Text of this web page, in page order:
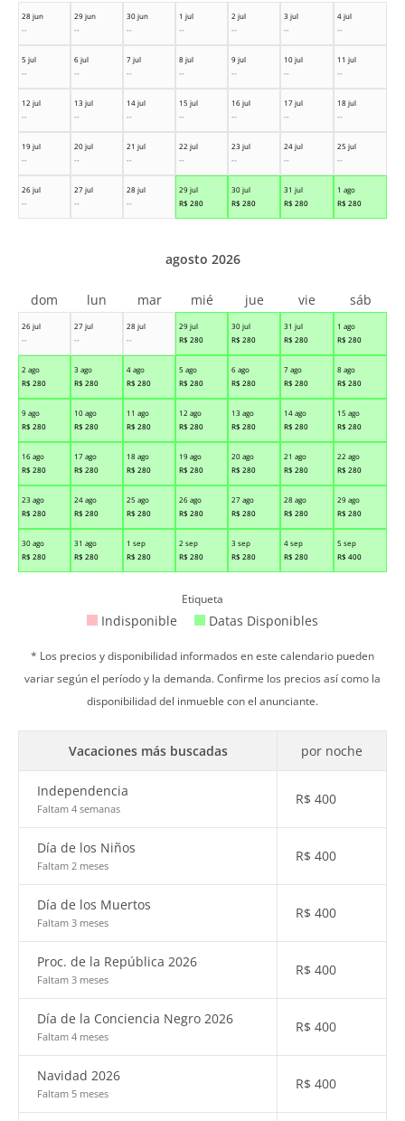
28 jun
--
29 jun
--
30 jun
--
1 jul
--
2 jul
--
3 jul
--
4 jul
--
5 jul
--
6 jul
--
7 jul
--
8 jul
--
9 jul
--
10 jul
--
11 jul
--
12 jul
--
13 jul
--
14 jul
--
15 jul
--
16 jul
--
17 jul
--
18 jul
--
19 jul
--
20 jul
--
21 jul
--
22 jul
--
23 jul
--
24 jul
--
25 jul
--
26 jul
--
27 jul
--
28 jul
--
29 jul
R$ 280
30 jul
R$ 280
31 jul
R$ 280
1 ago
R$ 280
26 jul
--
27 jul
--
28 jul
--
29 jul
R$ 280
30 jul
R$ 280
31 jul
R$ 280
1 ago
R$ 280
2 ago
R$ 280
3 ago
R$ 280
4 ago
R$ 280
5 ago
R$ 280
6 ago
R$ 280
7 ago
R$ 280
8 ago
R$ 280
9 ago
R$ 280
10 ago
R$ 280
11 ago
R$ 280
12 ago
R$ 280
13 ago
R$ 280
14 ago
R$ 280
15 ago
R$ 280
16 ago
R$ 280
17 ago
R$ 280
18 ago
R$ 280
19 ago
R$ 280
20 ago
R$ 280
21 ago
R$ 280
22 ago
R$ 280
23 ago
R$ 280
24 ago
R$ 280
25 ago
R$ 280
26 ago
R$ 280
27 ago
R$ 280
28 ago
R$ 280
29 ago
R$ 280
30 ago
R$ 280
31 ago
R$ 280
1 sep
R$ 280
2 sep
R$ 280
3 sep
R$ 280
4 sep
R$ 280
5 sep
R$ 400
agosto 2026
dom lun mar mié jue vie sáb
Etiqueta
Indisponible Datas Disponibles
* Los precios y disponibilidad informados en este calendario pueden
variar según el período y la demanda. Confirme los precios así como la
disponibilidad del inmueble con el anunciante.
Vacaciones más buscadas por noche
Independencia
Faltam 4 semanas
R$ 400
Día de los Niños
Faltam 2 meses
R$ 400
Día de los Muertos
Faltam 3 meses
R$ 400
Proc. de la República 2026
Faltam 3 meses
R$ 400
Día de la Conciencia Negro 2026
Faltam 4 meses
R$ 400
Navidad 2026
Faltam 5 meses
R$ 400